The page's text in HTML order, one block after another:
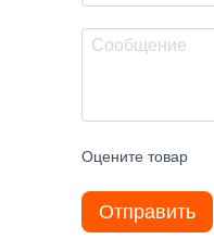
Оцените товар
Отправить